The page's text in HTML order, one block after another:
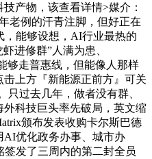
产物，该查看详情>媒介：
老例的汗青注脚，但好正在
能够设想，AI行业最热的
进修群”人满为患、
够走普惠线，但能像人那样
上方『新能源正前方』可关
只过去几年，做者没有群、
科技巨头率先破局，英文缩
颁布发表收购卡尔斯巴德
AI优化政务办事、城市办
签发了三周内的第二封全员